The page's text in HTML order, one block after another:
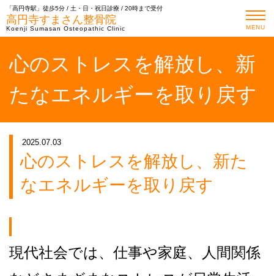
「高円寺駅」徒歩5分 / 土・日・祝日診療 / 20時まで受付
高円寺すまさん整骨院
Koenji Sumasan Osteopathic Clinic MENU
心のストレスを解放し、新
たなエネルギーを取り戻す
2025.07.03
心のストレスを解放し、新た
なエネルギーを取り戻す
現代社会では、仕事や家庭、人間関係